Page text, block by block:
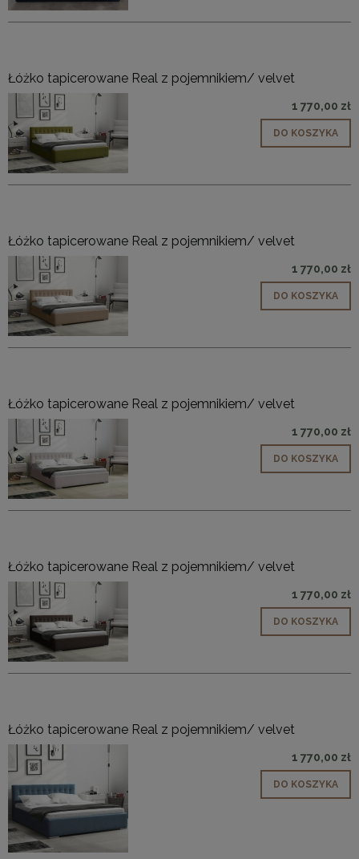
Łóżko tapicerowane Real z pojemnikiem/ velvet
1 770,00 zł
DO KOSZYKA
Łóżko tapicerowane Real z pojemnikiem/ velvet
1 770,00 zł
DO KOSZYKA
Łóżko tapicerowane Real z pojemnikiem/ velvet
1 770,00 zł
DO KOSZYKA
Łóżko tapicerowane Real z pojemnikiem/ velvet
1 770,00 zł
DO KOSZYKA
Łóżko tapicerowane Real z pojemnikiem/ velvet
1 770,00 zł
DO KOSZYKA